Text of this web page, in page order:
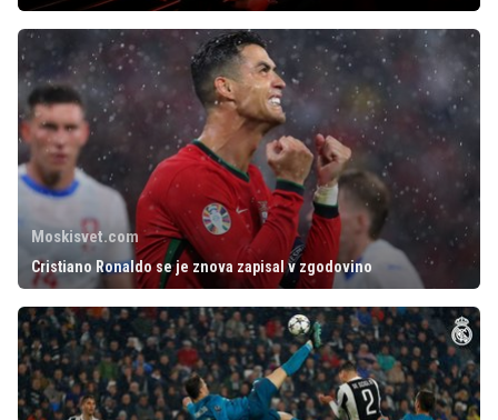
Moskisvet.com
Cristiano Ronaldo se je znova zapisal v zgodovino